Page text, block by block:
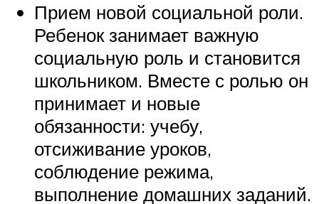
Прием новой социальной роли.
Ребенок занимает важную
социальную роль и становится
школьником. Вместе с ролью он
принимает и новые
обязанности: учебу,
отсиживание уроков,
соблюдение режима,
выполнение домашних заданий.